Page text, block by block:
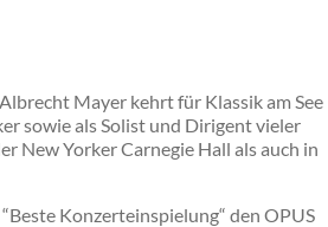
Mayer kehrt für Klassik am See
sowie als Solist und Dirigent vieler
New Yorker Carnegie Hall als auch in
Konzerteinspielung“ den OPUS